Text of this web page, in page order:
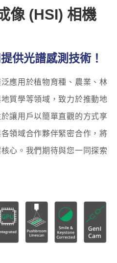
像 (HSI) 相機
供光譜感測技術！
應用於植物育種、農業、林
質學等領域，致力於推動地
讓用戶以簡單直觀的方式享
領域合作夥伴緊密合作，將
心。我們期待與您一同探索